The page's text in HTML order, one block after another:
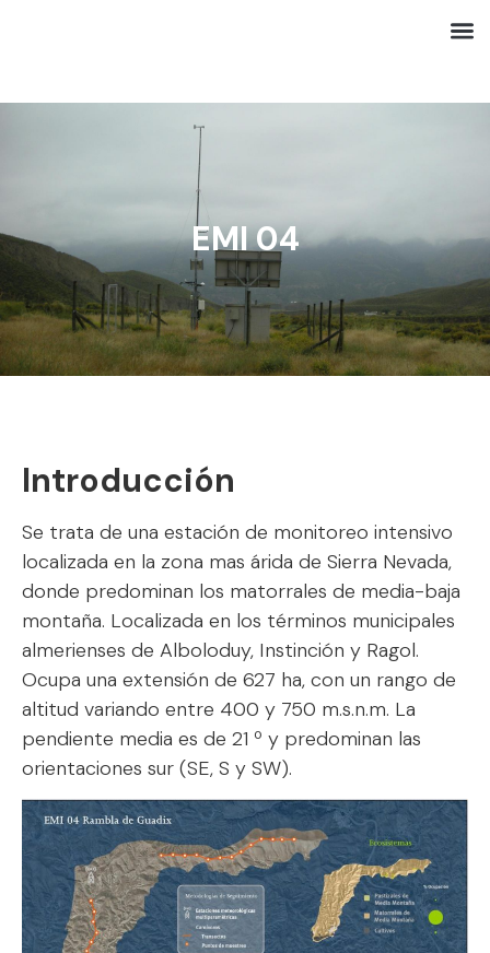
EMI 04
Introducción
Se trata de una estación de monitoreo intensivo
localizada en la zona mas árida de Sierra Nevada,
donde predominan los matorrales de media-baja
montaña. Localizada en los términos municipales
almerienses de Alboloduy, Instinción y Ragol.
Ocupa una extensión de 627 ha, con un rango de
altitud variando entre 400 y 750 m.s.n.m. La
pendiente media es de 21 º y predominan las
orientaciones sur (SE, S y SW).